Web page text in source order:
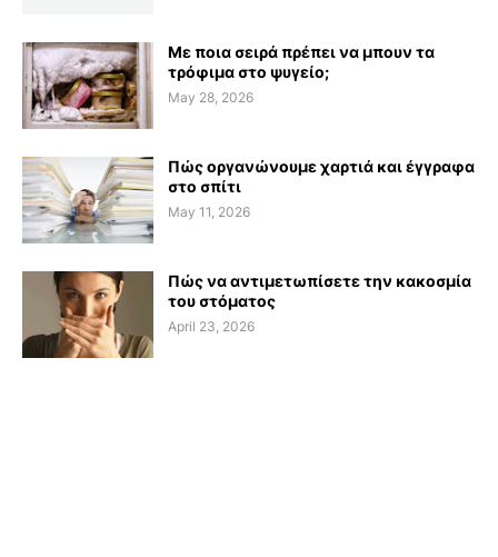
Με ποια σειρά πρέπει να μπουν τα
τρόφιμα στο ψυγείο;
May 28, 2026
Πώς οργανώνουμε χαρτιά και έγγραφα
στο σπίτι
May 11, 2026
Πώς να αντιμετωπίσετε την κακοσμία
του στόματος
April 23, 2026